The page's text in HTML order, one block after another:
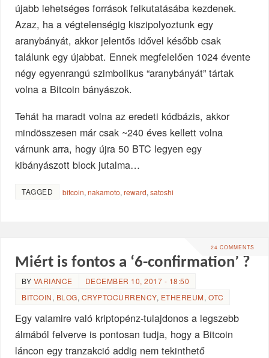
újabb lehetséges források felkutatásába kezdenek.
Azaz, ha a végtelenségig kiszipolyoztunk egy
aranybányát, akkor jelentős idővel később csak
találunk egy újabbat. Ennek megfelelően 1024 évente
négy egyenrangú szimbolikus “aranybányát” tártak
volna a Bitcoin bányászok.
Tehát ha maradt volna az eredeti kódbázis, akkor
mindösszesen már csak ~240 éves kellett volna
várnunk arra, hogy újra 50 BTC legyen egy
kibányászott block jutalma…
TAGGED bitcoin,nakamoto,reward,satoshi
24 COMMENTS
Miért is fontos a ‘6-confirmation’ ?
BY VARIANCE
DECEMBER 10, 2017 - 18:50
BITCOIN, BLOG, CRYPTOCURRENCY, ETHEREUM, OTC
Egy valamire való kriptopénz-tulajdonos a legszebb
álmából felverve is pontosan tudja, hogy a Bitcoin
láncon egy tranzakció addig nem tekinthető